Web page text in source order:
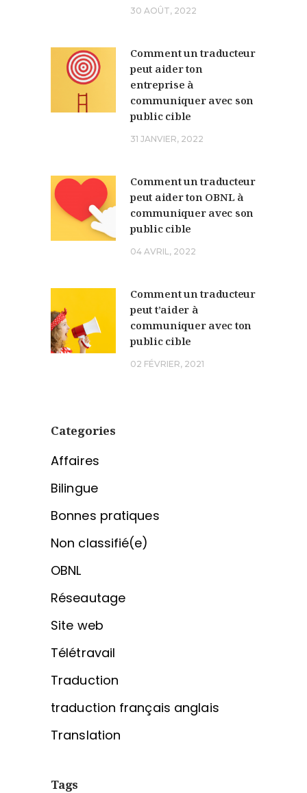
30 AOÛT, 2022
Comment un traducteur
peut aider ton
entreprise à
communiquer avec son
public cible
31 JANVIER, 2022
Comment un traducteur
peut aider ton OBNL à
communiquer avec son
public cible
04 AVRIL, 2022
Comment un traducteur
peut t’aider à
communiquer avec ton
public cible
02 FÉVRIER, 2021
Categories
Affaires
Bilingue
Bonnes pratiques
Non classifié(e)
OBNL
Réseautage
Site web
Télétravail
Traduction
traduction français anglais
Translation
Tags